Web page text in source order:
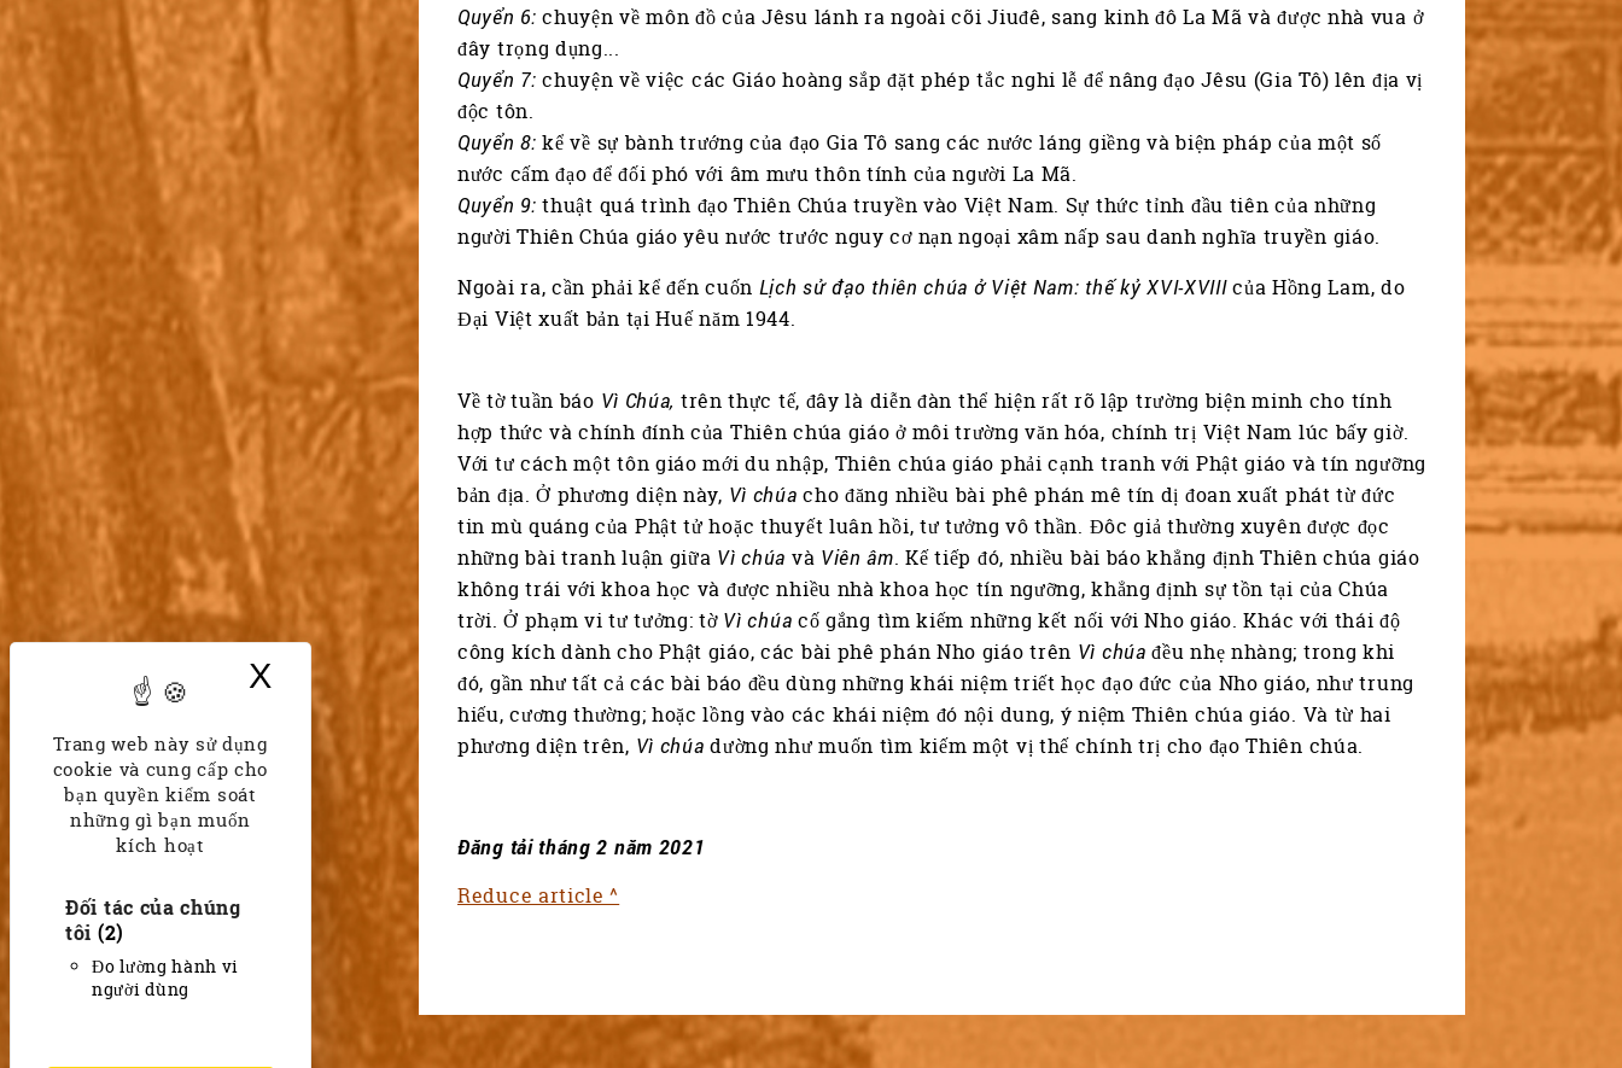
Trang web này sử dụng
cookie và cung cấp cho
bạn quyền kiểm soát
những gì bạn muốn
kích hoạt
Đối tác của chúng
tôi (2)
Đo lường hành vi
người dùng
X Ẩn biểu ngữ cookie
Quyển 6: chuyện về môn đồ của Jêsu lánh ra ngoài cõi Jiuđê, sang kinh đô La Mã và được nhà vua ở
đây trọng dụng...
Quyển 7: chuyện về việc các Giáo hoàng sắp đặt phép tắc nghi lễ để nâng đạo Jêsu (Gia Tô) lên địa vị
độc tôn.
Quyển 8: kể về sự bành trướng của đạo Gia Tô sang các nước láng giềng và biện pháp của một số
nước cấm đạo để đối phó với âm mưu thôn tính của người La Mã.
Quyển 9: thuật quá trình đạo Thiên Chúa truyền vào Việt Nam. Sự thức tỉnh đầu tiên của những
người Thiên Chúa giáo yêu nước trước nguy cơ nạn ngoại xâm nấp sau danh nghĩa truyền giáo.
Ngoài ra, cần phải kể đến cuốn Lịch sử đạo thiên chúa ở Việt Nam: thế kỷ XVI-XVIIIcủa Hồng Lam, do
Đại Việt xuất bản tại Huế năm 1944.
Về tờ tuần báo Vì Chúa, trên thực tế, đây là diễn đàn thể hiện rất rõ lập trường biện minh cho tính
hợp thức và chính đính của Thiên chúa giáo ở môi trường văn hóa, chính trị Việt Nam lúc bấy giờ.
Với tư cách một tôn giáo mới du nhập, Thiên chúa giáo phải cạnh tranh với Phật giáo và tín ngưỡng
bản địa. Ở phương diện này, Vì chúacho đăng nhiều bài phê phán mê tín dị đoan xuất phát từ đức
tin mù quáng của Phật tử hoặc thuyết luân hồi, tư tưởng vô thần. Đôc giả thường xuyên được đọc
những bài tranh luận giữa Vì chúa và Viên âm. Kế tiếp đó, nhiều bài báo khẳng định Thiên chúa giáo
không trái với khoa học và được nhiều nhà khoa học tín ngưỡng, khẳng định sự tồn tại của Chúa
trời. Ở phạm vi tư tưởng: tờ Vì chúa cố gắng tìm kiếm những kết nối với Nho giáo. Khác với thái độ
công kích dành cho Phật giáo, các bài phê phán Nho giáo trên Vì chúađều nhẹ nhàng; trong khi
đó, gần như tất cả các bài báo đều dùng những khái niệm triết học đạo đức của Nho giáo, như trung
hiếu, cương thường; hoặc lồng vào các khái niệm đó nội dung, ý niệm Thiên chúa giáo. Và từ hai
phương diện trên, Vì chúadường như muốn tìm kiếm một vị thế chính trị cho đạo Thiên chúa.
Đăng tải tháng 2 năm 2021
Reduce article ^